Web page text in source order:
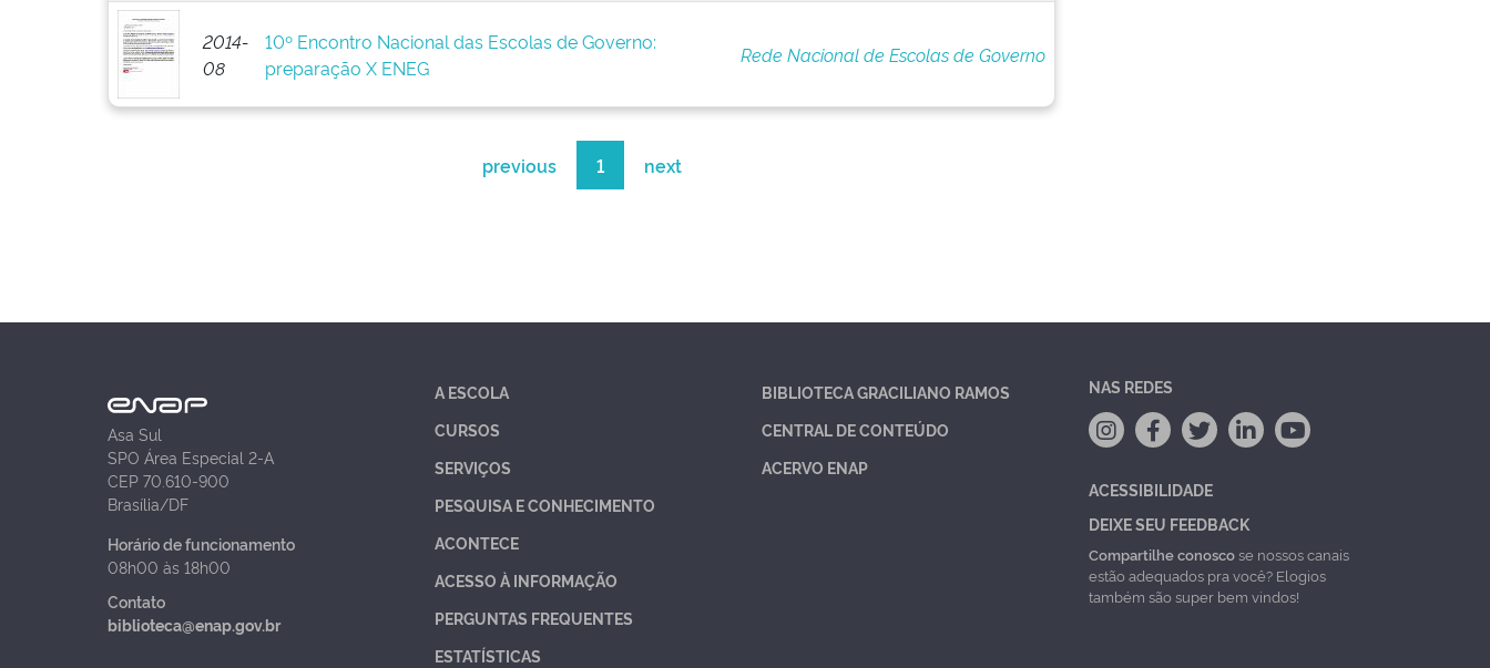
2014-
08
10º Encontro Nacional das Escolas de Governo:
preparação X ENEG
Rede Nacional de Escolas de Governo
previous 1 next
Asa Sul
SPO Área Especial 2-A
CEP 70.610-900
Brasília/DF
Horário de funcionamento
08h00 às 18h00
Contato
biblioteca@enap.gov.br
A ESCOLA
CURSOS
SERVIÇOS
PESQUISA E CONHECIMENTO
ACONTECE
ACESSO À INFORMAÇÃO
PERGUNTAS FREQUENTES
ESTATÍSTICAS
BIBLIOTECA GRACILIANO RAMOS
CENTRAL DE CONTEÚDO
ACERVO ENAP
NAS REDES
ACESSIBILIDADE
DEIXE SEU FEEDBACK
Compartilhe conoscose nossos canais
estão adequados pra você? Elogios
também são super bem vindos!